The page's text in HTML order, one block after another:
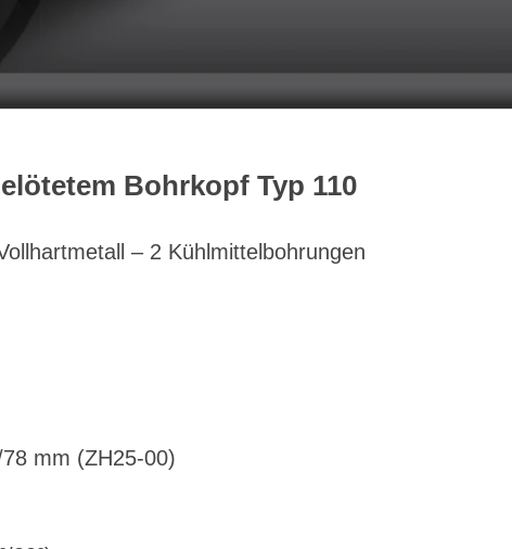
Bohrkopf Typ 110
– 2 Kühlmittelbohrungen
mm (ZH25-00)